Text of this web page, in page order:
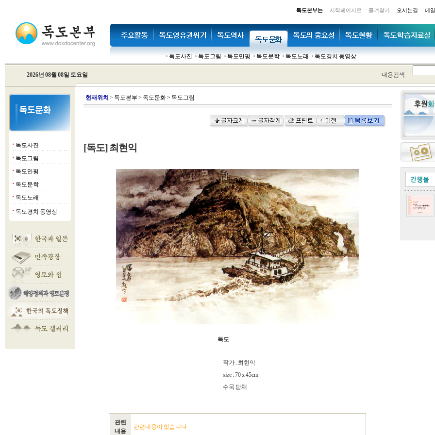
· 독도본부는 · 시작페이지로 · 즐겨찾기 · 오시는길 · 메
독도사진 독도그림 독도만평 독도문학 독도노래 독도경치 동영상
2026년 08월 08일 토요일 내용검색
■ 독도사진
■ 독도그림
■ 독도만평
■ 독도문학
■ 독도노래
■ 독도경치 동영상
현재위치 > 독도본부 > 독도문화> 독도그림
[독도] 최현익
독도
작가 : 최현익
size : 70 x 45cm
수묵 담채
관련
내용
관련내용이 없습니다